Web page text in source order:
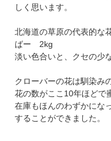
しく思います。
北海道の草原の代表的
ばー 2kg
淡い色合いと、クセの少
クローバーの花は馴染み
花の数がここ10年ほどで
在庫もほんのわずかにな
することができました。